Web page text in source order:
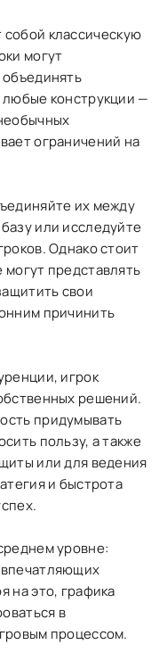
собой классическую
могут
любые конструкции —
ограничений на
их между
или исследуйте
Однако стоит
представлять
свои
причинить
игрок
решений.
придумывать
пользу, а также
или для ведения
и быстрота
уровне:
на это, графика
в
процессом.